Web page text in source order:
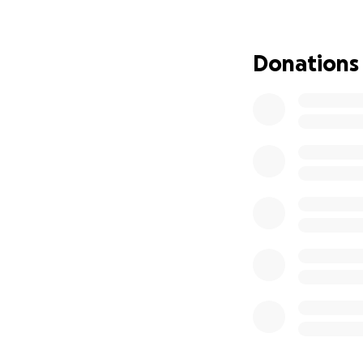
Más posibles
Donations